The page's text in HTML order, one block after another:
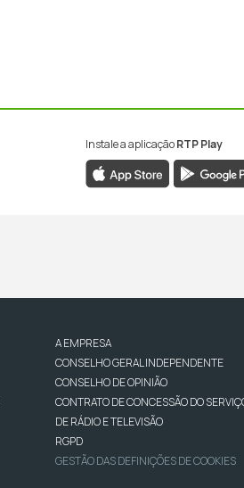
Instale a aplicaçãoRTP Play
A EMPRESA
CONSELHO GERAL INDEPENDENTE
CONSELHO DE OPINIÃO
CONTRATO DE CONCESSÃO DO
DE RÁDIO E TELEVISÃO
RGPD
GESTÃO DAS DEFINIÇÕES DE COOKIES